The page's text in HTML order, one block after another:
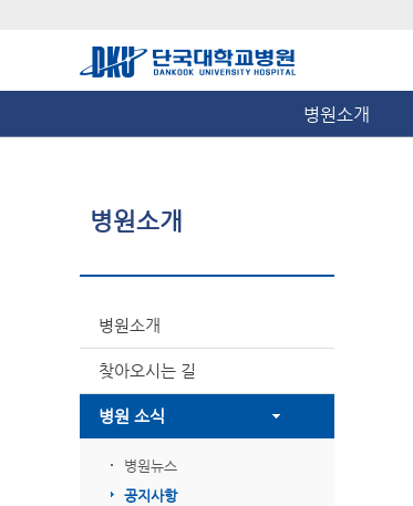
병원소개
병원소개
병원소개
찾아오시는 길
병원 소식
병원뉴스
공지사항